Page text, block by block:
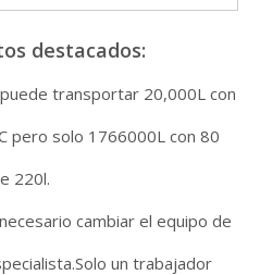
destacados:
transportar 20,000L con
pero solo 1766000L con 80
220l.
cambiar el equipo de
un trabajador